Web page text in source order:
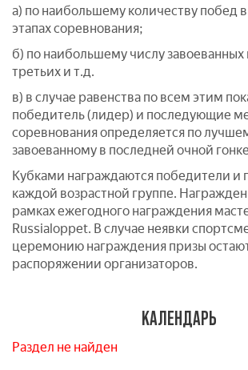
а) по наибольшему количеству побед в
этапах соревнования;
б) по наибольшему числу завоеванных
третьих и т.д.
в) в случае равенства по всем этим
победитель (лидер) и последующие
соревнования определяется по
завоеванному в последней очной
Кубками награждаются победители и
каждой возрастной группе.
рамках ежегодного награждения
Russialoppet. В случае неявки
церемонию награждения призы
распоряжении организаторов.
КАЛЕНДАРЬ
Раздел не найден